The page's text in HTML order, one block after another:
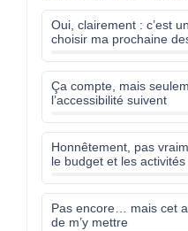
Oui, clairement : c’est
choisir ma prochaine
Ça compte, mais
l’accessibilité suivent
Honnêtement, pas
le budget et les activités
Pas encore… mais cet
de m’y mettre